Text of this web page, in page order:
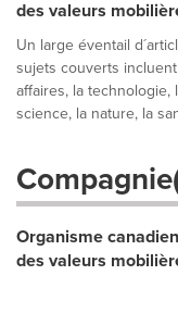
des valeurs
Un large éventail
sujets couverts
affaires, la
science, la nature, la
Organisme
des valeurs